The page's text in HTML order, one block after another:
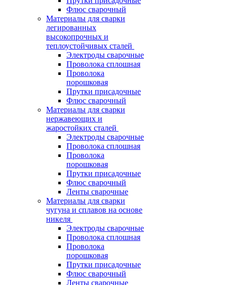
Флюс сварочный
Материалы для сварки
легированных
высокопрочных и
теплоустойчивых сталей
Электроды сварочные
Проволока сплошная
Проволока
порошковая
Прутки присадочные
Флюс сварочный
Материалы для сварки
нержавеющих и
жаростойких сталей
Электроды сварочные
Проволока сплошная
Проволока
порошковая
Прутки присадочные
Флюс сварочный
Ленты сварочные
Материалы для сварки
чугуна и сплавов на основе
никеля
Электроды сварочные
Проволока сплошная
Проволока
порошковая
Прутки присадочные
Флюс сварочный
Ленты сварочные